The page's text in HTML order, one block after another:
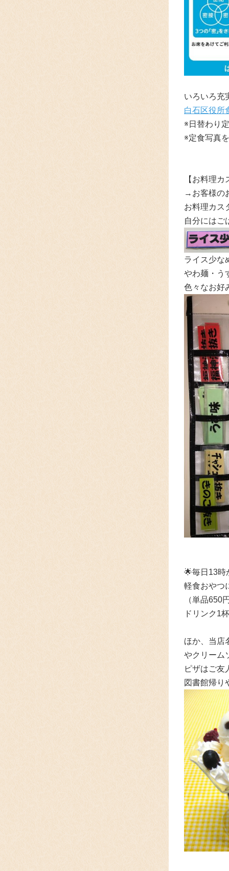
いろいろ充
白石区役所
※日替わり
※定食写真
【お料理
→お客様の
お料理カス
自分にはご
ライス少な
やわ麺・う
色々なお好
🌟毎日13時
軽食おやつ
（単品650
ドリンク1
ほか、当店
やクリーム
ピザはご友
図書館帰り